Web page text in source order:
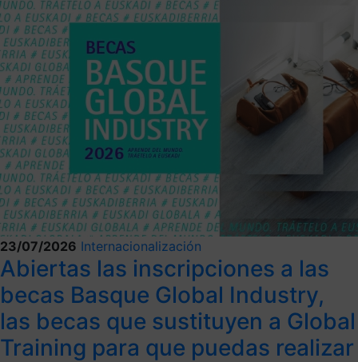
23/07/2026 Internacionalización
Abiertas las inscripciones a las
becas Basque Global Industry,
las becas que sustituyen a Global
Training para que puedas realizar